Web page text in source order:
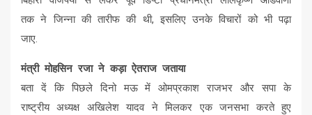
तक ने जिन्ना की तारीफ की थी, इसलिए उनके विचारों को भी पढ़ा
जाए.
मंत्री मोहसिन रजा ने कड़ा ऐतराज जताया
बता दें कि पिछले दिनो मऊ में ओमप्रकाश राजभर और सपा के
राष्ट्रीय अध्यक्ष अखिलेश यादव ने मिलकर एक जनसभा करते हुए